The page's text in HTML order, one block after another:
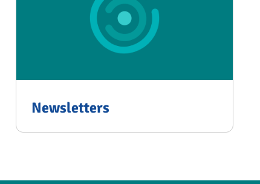
Newsletters